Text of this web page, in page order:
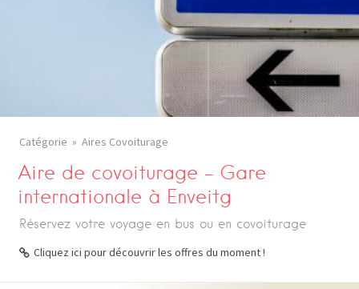
Catégorie Aires Covoiturage
Aire de covoiturage – Gare
internationale à Enveitg
Réservez votre voyage en bus ou en covoiturage
Cliquez ici pour découvrir les offres du moment !